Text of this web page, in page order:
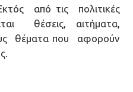
από τις πολιτικές
θέσεις, αιτήματα,
θέματα που αφορούν